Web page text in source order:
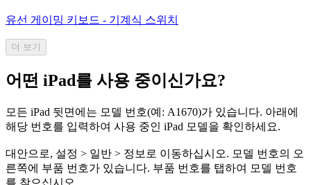
유선 게이밍 키보드 - 기계식 스위치
더 보기
어떤 iPad를 사용 중이신가요?
모든 iPad 뒷면에는 모델 번호(예: A1670)가 있습니다. 아래에
해당 번호를 입력하여 사용 중인 iPad 모델을 확인하세요.
대안으로, 설정 > 일반 > 정보로 이동하십시오. 모델 번호의 오
른쪽에 부품 번호가 있습니다. 부품 번호를 탭하여 모델 번호
를 찾으십시오.